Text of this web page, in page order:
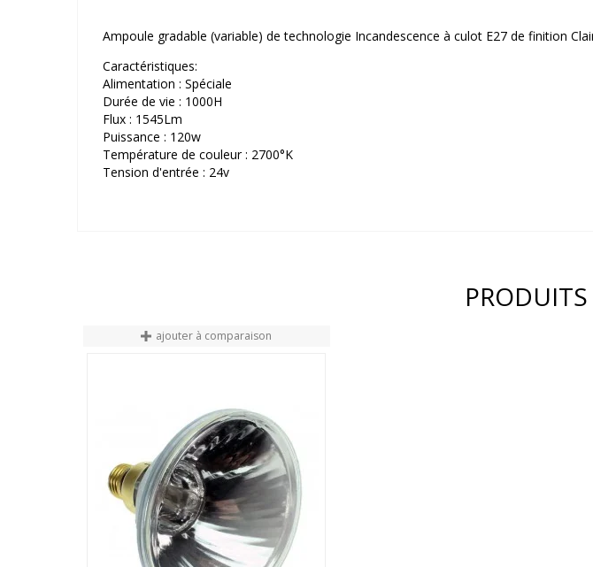
Ampoule gradable (variable) de technologie Incandescence à culot E27 de finition
Caractéristiques:
Alimentation : Spéciale
Durée de vie : 1000H
Flux : 1545Lm
Puissance : 120w
Température de couleur : 2700°K
Tension d'entrée : 24v
ajouter à comparaison